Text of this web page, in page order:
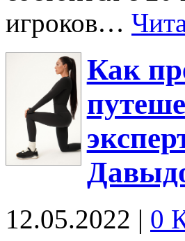
игроков…
Как
12.05.2022 | 0